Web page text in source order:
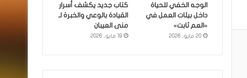
الوجه الخفي للحياة
داخل بيئات العمل في
«العم ثابت»
20 مايو، 2026
كتاب جديد يكشف أسرار
القيادة بالوعي والخبرة لـ
منى العيبان
19 مايو، 2026